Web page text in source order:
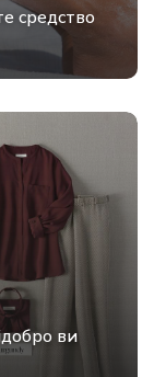
средство
ви